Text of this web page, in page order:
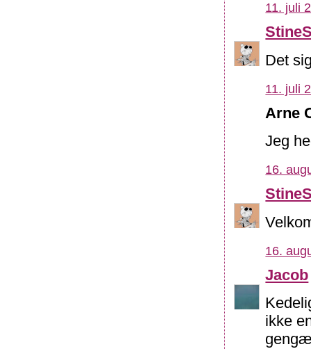
11. juli
Det
11. juli
Arne
Jeg
16.
16.
Jacob
ikke